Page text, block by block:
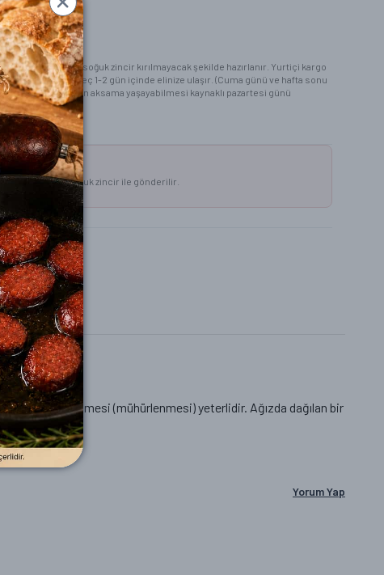
ve buz aküleri ile soğuk zincir kırılmayacak şekilde hazırlanır. Yurtiçi kargo
siparişiniz en geç 1-2 gün içinde elinize ulaşır. (Cuma günü ve hafta sonu
firması tarafından aksama yaşayabilmesi kaynaklı pazartesi günü
kaplarında, soğuk zincir ile gönderilir.
az pişirilmesi (mühürlenmesi) yeterlidir. Ağızda dağılan bir
bilgileri ürün detaylarında bulunmaktadır.
Yorum Yap